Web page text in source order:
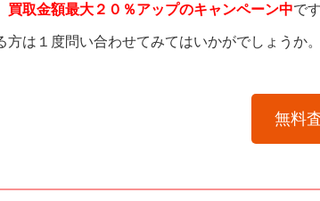
買取金額最大２０％アップのキャンペーン中です
方は１度問い合わせてみてはいかがでしょうか。
無料